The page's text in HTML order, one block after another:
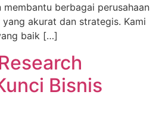
berbagai perusahaan
akurat dan strategis. Kami
baik […]
Bisnis